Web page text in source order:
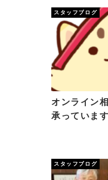
スタッフブログ
オンライン
承っています
スタッフブログ